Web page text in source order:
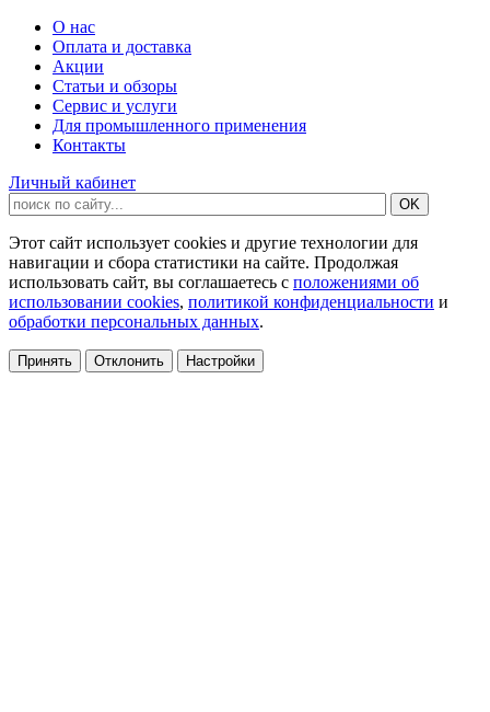
О нас
Оплата и доставка
Акции
Статьи и обзоры
Сервис и услуги
Для промышленного применения
Контакты
Личный кабинет
Этот сайт использует cookies и другие технологии для
навигации и сбора статистики на сайте. Продолжая
использовать сайт, вы соглашаетесь с положениями об
использовании cookies, политикой конфиденциальности и
обработки персональных данных.
Принять Отклонить Настройки